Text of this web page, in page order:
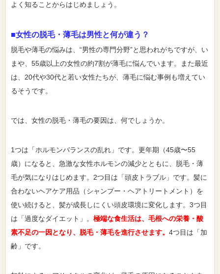
よく知ることからはじめましょう。
■女性の脱毛・薄毛は男性と何が違う？
脱毛や薄毛の悩みは、“男性の専門分野”と思われがちですが、い
まや、55歳以上の女性の約7割が薄毛に悩んでいます。また最近
は、20代や30代と若い女性たちが、薄毛に悩む事例も増えてい
るそうです。
では、女性の脱毛・薄毛の要因は、何でしょうか。
1つは「ホルモンバランスの乱れ」です。更年期（45歳〜55
歳）になると、急激な女性ホルモンの減少とともに、脱毛・薄
毛が気になりはじめます。2つ目は「頭皮トラブル」です。髪に
合わないヘアケア用品（シャンプー・ヘアトリートメント）を
使い続けると、髪が成長しにくい頭皮環境に変化します。3つ目
は「過度なダイエット」。極端な食生活は、毛根への栄養・酸
素不足の一因となり、脱毛・薄毛を進行させます。4つ目は「加
齢」です。